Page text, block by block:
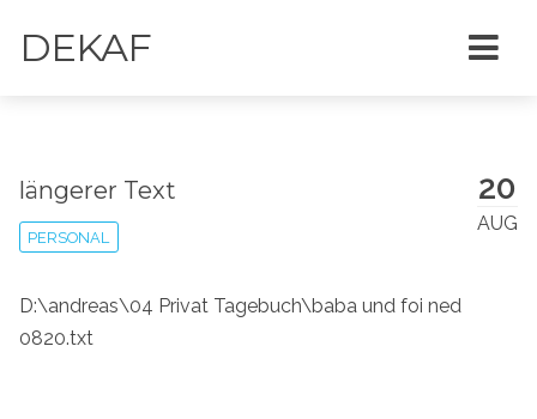
DEKAF
20
AUG
längerer Text
PERSONAL
D:\andreas\04 Privat Tagebuch\baba und foi ned
0820.txt